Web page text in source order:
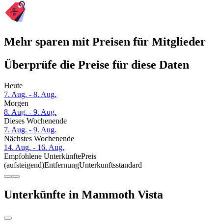
Mehr sparen mit Preisen für Mitglieder
Überprüfe die Preise für diese Daten
Heute
7. Aug. - 8. Aug.
Morgen
8. Aug. - 9. Aug.
Dieses Wochenende
7. Aug. - 9. Aug.
Nächstes Wochenende
14. Aug. - 16. Aug.
Empfohlene UnterkünftePreis
(aufsteigend)EntfernungUnterkunftsstandard
Unterkünfte in Mammoth Vista